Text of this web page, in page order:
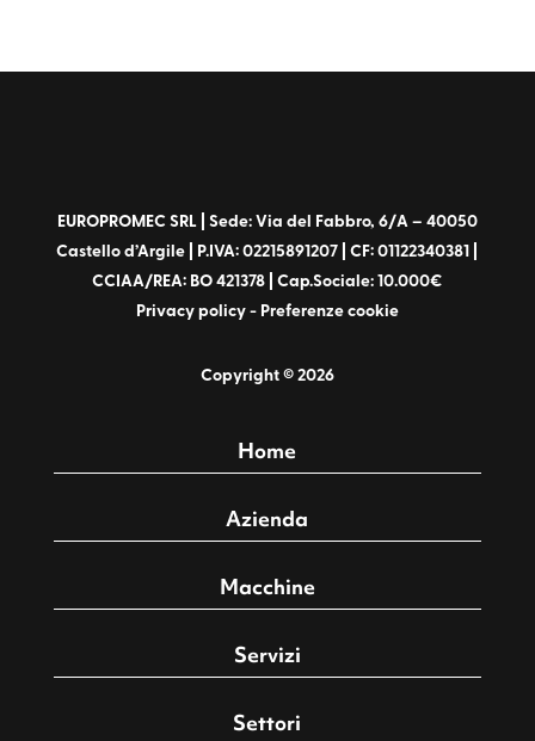
EUROPROMEC SRL | Sede: Via del Fabbro, 6/A – 40050
Castello d’Argile | P.IVA: 02215891207 | CF: 01122340381 |
CCIAA/REA: BO 421378 | Cap.Sociale: 10.000€
Privacy policy- Preferenze cookie
Copyright © 2026
Home
Azienda
Macchine
Servizi
Settori